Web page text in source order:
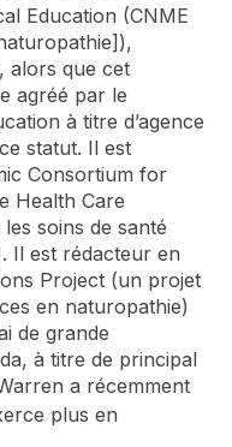
Education (CNME
alors que cet
agréé par le
à titre d’agence
statut. Il est
Consortium for
Health Care
soins de santé
Il est rédacteur en
Project (un projet
en naturopathie)
de grande
à titre de principal
a récemment
plus en